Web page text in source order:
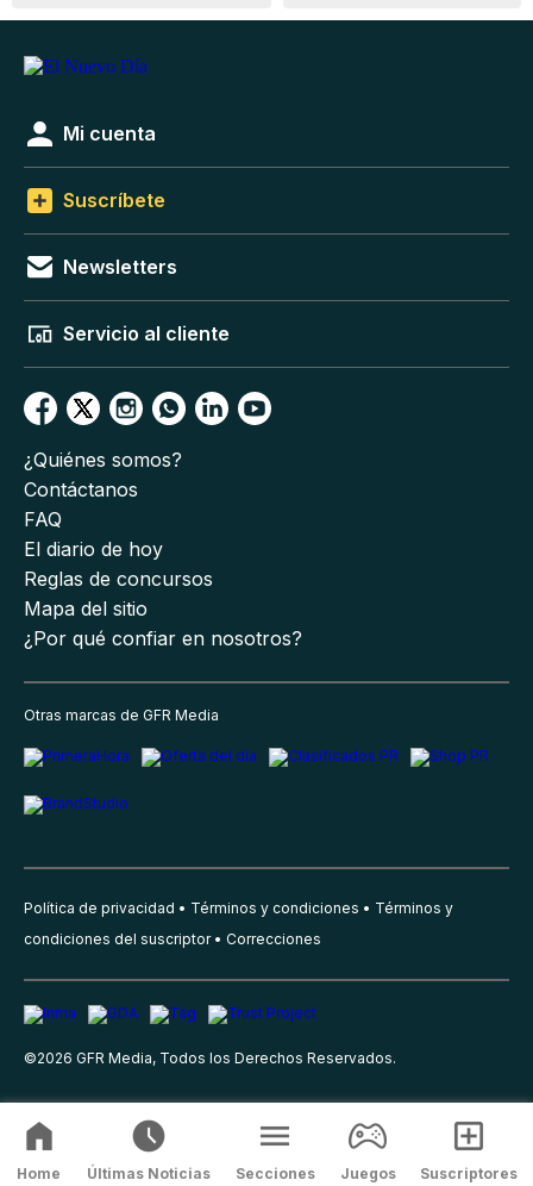
Mi cuenta
Suscríbete
Newsletters
Servicio al cliente
¿Quiénes somos?
Contáctanos
FAQ
El diario de hoy
Reglas de concursos
Mapa del sitio
¿Por qué confiar en nosotros?
Otras marcas de GFR Media
Política de privacidad Términos y condiciones
Términos y
condiciones del suscriptor
Correcciones
©2026 GFR Media, Todos los Derechos Reservados.
Home Últimas Noticias Secciones Juegos Suscriptores